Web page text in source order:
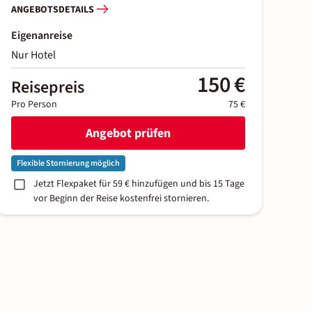
ANGEBOTSDETAILS
Eigenanreise
Nur Hotel
Reisepreis 150 €
Pro Person 75 €
Angebot prüfen
Flexible Stornierung möglich
Jetzt Flexpaket für 59 € hinzufügen und bis 15 Tage
vor Beginn der Reise kostenfrei stornieren.